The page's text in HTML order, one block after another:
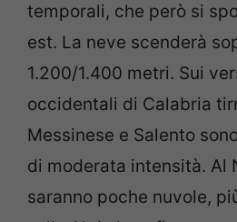
temporali, che però si
est. La neve scenderà
1.200/1.400 metri. Sui
occidentali di Calabria
Messinese e Salento
di moderata intensità. Al
saranno poche nuvole,